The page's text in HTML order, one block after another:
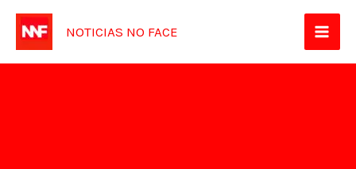
para
NOTICIAS NO FACE